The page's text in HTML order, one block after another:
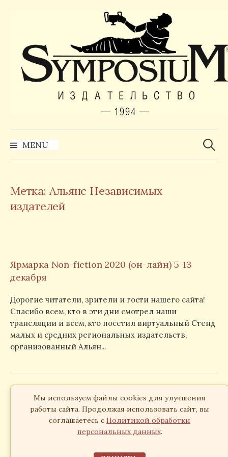
MENU Найти:
Метка: Альянс Независимых
издателей
Ярмарка Non-fiction 2020 (он-лайн) 5-13
декабря
Дорогие читатели, зрители и гости нашего сайта!
Спасибо всем, кто в эти дни смотрел наши
трансляции и всем, кто посетил виртуальный Стенд
малых и средних региональных издательств,
организованный Альян...
Издательство «Симпозиум», 2026
Согласие на обработку персональных данных
Мы используем файлы cookies для улучшения
работы сайта. Продолжая использовать сайт, вы
соглашаетесь с Политикой обработки
персональных данных.